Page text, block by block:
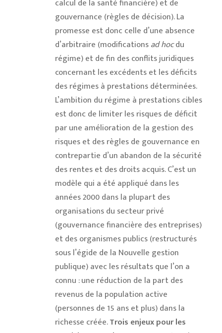
calcul de la santé financière) et de
gouvernance (règles de décision). La
promesse est donc celle d’une absence
d’arbitraire (modificationsad hocdu
régime) et de fin des conflits juridiques
concernant les excédents et les déficits
des régimes à prestations déterminées.
L’ambition du régime à prestations cibles
est donc de limiter les risques de déficit
par une amélioration de la gestion des
risques et des règles de gouvernance en
contrepartie d’un abandon de la sécurité
des rentes et des droits acquis. C’est un
modèle qui a été appliqué dans les
années 2000 dans la plupart des
organisations du secteur privé
(gouvernance financière des entreprises)
et des organismes publics (restructurés
sous l’égide de la Nouvelle gestion
publique) avec les résultats que l’on a
connu : une réduction de la part des
revenus de la population active
(personnes de 15 ans et plus) dans la
richesse créée.Trois enjeux pour les